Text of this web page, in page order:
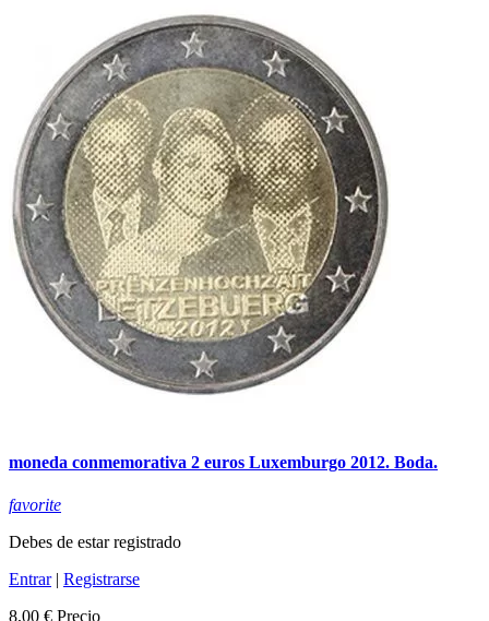
moneda conmemorativa 2 euros Luxemburgo 2012. Boda.
favorite
Debes de estar registrado
Entrar| Registrarse
8,00 € Precio